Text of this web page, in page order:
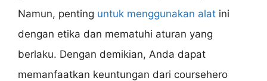
Namun, penting untuk menggunakan alat ini
dengan etika dan mematuhi aturan yang
berlaku. Dengan demikian, Anda dapat
memanfaatkan keuntungan dari coursehero